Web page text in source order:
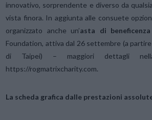
innovativo, sorprendente e diverso da
vista finora. In aggiunta alle consuete
organizzato anche un’asta di beneficenza
Foundation, attiva dal 26 settembre (a
di Taipei) – maggiori dettagli
https://rogmatrixcharity.com.
La scheda grafica dalle prestazioni